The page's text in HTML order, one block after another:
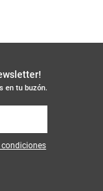
en tu buzón.